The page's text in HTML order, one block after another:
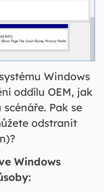
Windows
oddílu OEM, jak
Pak se
odstranit
Windows